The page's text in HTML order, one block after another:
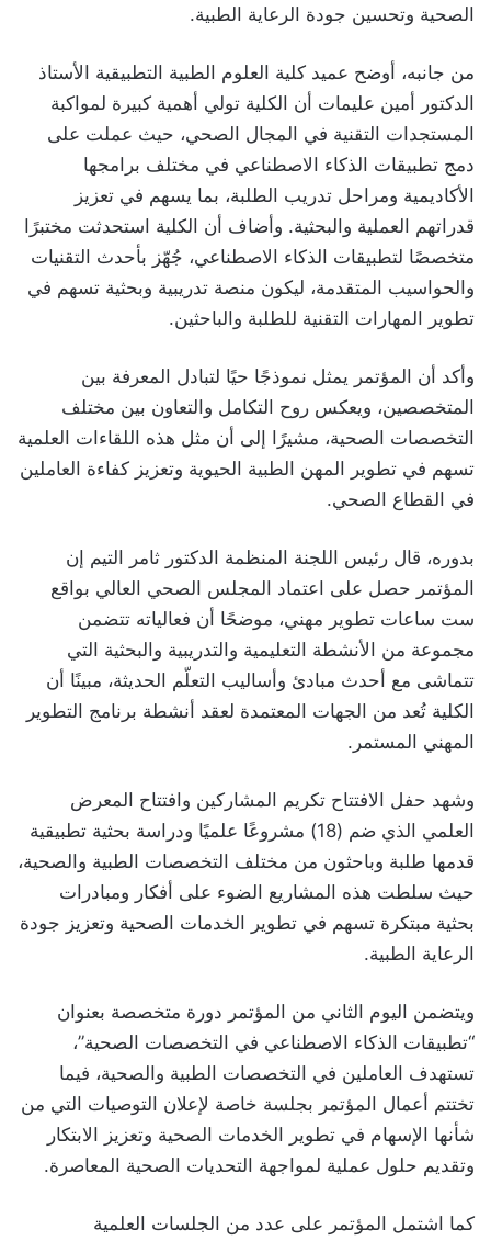
الصحية وتحسين جودة الرعاية الطبية.
من جانبه، أوضح عميد كلية العلوم الطبية التطبيقية الأستاذ
الدكتور أمين عليمات أن الكلية تولي أهمية كبيرة لمواكبة
المستجدات التقنية في المجال الصحي، حيث عملت على
دمج تطبيقات الذكاء الاصطناعي في مختلف برامجها
الأكاديمية ومراحل تدريب الطلبة، بما يسهم في تعزيز
قدراتهم العملية والبحثية. وأضاف أن الكلية استحدثت مختبرًا
متخصصًا لتطبيقات الذكاء الاصطناعي، جُهّز بأحدث التقنيات
والحواسيب المتقدمة، ليكون منصة تدريبية وبحثية تسهم في
تطوير المهارات التقنية للطلبة والباحثين.
وأكد أن المؤتمر يمثل نموذجًا حيًا لتبادل المعرفة بين
المتخصصين، ويعكس روح التكامل والتعاون بين مختلف
التخصصات الصحية، مشيرًا إلى أن مثل هذه اللقاءات العلمية
تسهم في تطوير المهن الطبية الحيوية وتعزيز كفاءة العاملين
في القطاع الصحي.
بدوره، قال رئيس اللجنة المنظمة الدكتور ثامر التيم إن
المؤتمر حصل على اعتماد المجلس الصحي العالي بواقع
ست ساعات تطوير مهني، موضحًا أن فعالياته تتضمن
مجموعة من الأنشطة التعليمية والتدريبية والبحثية التي
تتماشى مع أحدث مبادئ وأساليب التعلّم الحديثة، مبينًا أن
الكلية تُعد من الجهات المعتمدة لعقد أنشطة برنامج التطوير
المهني المستمر.
وشهد حفل الافتتاح تكريم المشاركين وافتتاح المعرض
العلمي الذي ضم (18) مشروعًا علميًا ودراسة بحثية تطبيقية
قدمها طلبة وباحثون من مختلف التخصصات الطبية والصحية،
حيث سلطت هذه المشاريع الضوء على أفكار ومبادرات
بحثية مبتكرة تسهم في تطوير الخدمات الصحية وتعزيز جودة
الرعاية الطبية.
ويتضمن اليوم الثاني من المؤتمر دورة متخصصة بعنوان
“تطبيقات الذكاء الاصطناعي في التخصصات الصحية”،
تستهدف العاملين في التخصصات الطبية والصحية، فيما
تختتم أعمال المؤتمر بجلسة خاصة لإعلان التوصيات التي من
شأنها الإسهام في تطوير الخدمات الصحية وتعزيز الابتكار
وتقديم حلول عملية لمواجهة التحديات الصحية المعاصرة.
كما اشتمل المؤتمر على عدد من الجلسات العلمية